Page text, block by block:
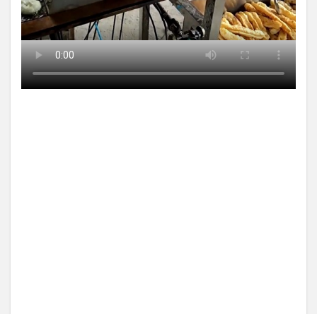
Powered by livedoor 相互RSS
【中国】パトカーの前で好演
技www当たり屋やお煽り運転
など盛... (3/1)
【あるある？】うわっ・・・
男性が一瞬で冷める女性の行
動6選 (3/1)
【怒報】撮影車を叩く当て逃